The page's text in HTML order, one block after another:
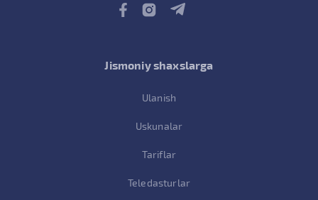
Jismoniy shaxslarga
Ulanish
Uskunalar
Tariflar
Teledasturlar